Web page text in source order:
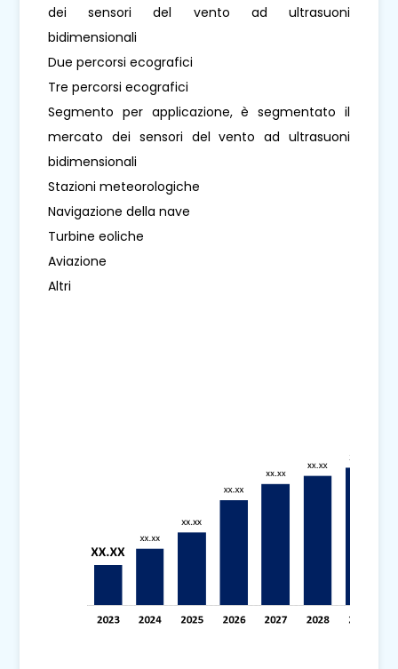
dei sensori del vento ad ultrasuoni
bidimensionali
Due percorsi ecografici
Tre percorsi ecografici
Segmento per applicazione, è segmentato il
mercato dei sensori del vento ad ultrasuoni
bidimensionali
Stazioni meteorologiche
Navigazione della nave
Turbine eoliche
Aviazione
Altri